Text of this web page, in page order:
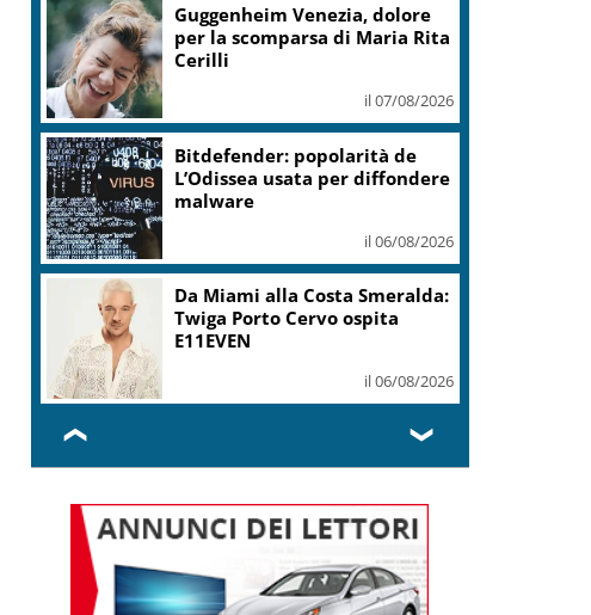
Covid, ‘Conte-day’ in
commissione: “non sono un
eroe ma un uomo corretto,
il 06/08/2026
Guccini, Meloni: l’ho amato e
mi ha formato, continuerò a
il 06/08/2026
Sogin: in 2025 utile balza oltre
2,5 mln, decommissioning al
il 06/08/2026